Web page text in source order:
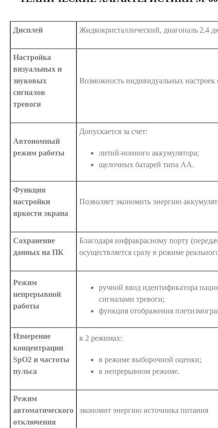
Дисплей Жидкокристаллический, диагональ 2,4
Настройка
визуальных и
звуковых
сигналов
тревоги
Возможность индивидуальных настроек
Автономный
режим работы
Допускается за счет:
литий-ионного аккумулятора;
щелочных батарей типа АА.
Функция
настройки
яркости экрана
Позволяет экономить энергию
Сохранение
данных на ПК
Благодаря инфракрасному порту
осуществляется сразу в режиме
Режим
непрерывной
работы
ручной ввод идентификатора
сигналами тревоги;
функция отображения
Измерение
концентрации
SpO2 и частоты
пульса
в 2 режимах:
в режиме выборочной оценки;
в непрерывном режиме.
Режим
автоматического
отключения
экономит энергию источника питания